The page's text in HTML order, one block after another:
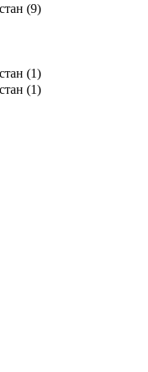
(9)
(1)
(1)